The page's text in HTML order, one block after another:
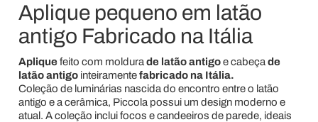
Aplique pequeno em latão
antigo Fabricado na Itália
Apliquefeito com moldura de latão antigoe cabeça de
latão antigointeiramentefabricado na Itália.
Coleção de luminárias nascida do encontro entre o latão
antigo e a cerâmica, Piccola possui um design moderno e
atual. A coleção inclui focos e candeeiros de parede, ideais